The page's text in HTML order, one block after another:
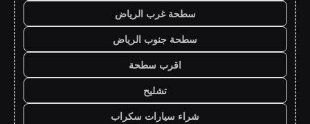
سطحة غرب الرياض
سطحة جنوب الرياض
اقرب سطحة
تشليح
شراء سيارات سكراب